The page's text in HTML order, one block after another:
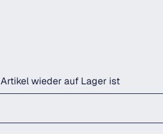
wieder auf Lager ist